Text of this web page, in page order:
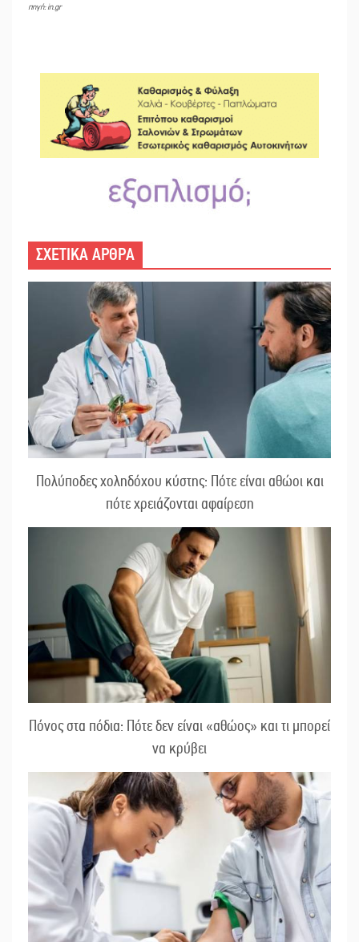
πηγή: in.gr
ΣΧΕΤΙΚΑ ΑΡΘΡΑ
Πολύποδες χοληδόχου κύστης: Πότε είναι αθώοι και
πότε χρειάζονται αφαίρεση
Πόνος στα πόδια: Πότε δεν είναι «αθώος» και τι μπορεί
να κρύβει